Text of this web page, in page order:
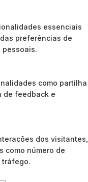
essenciais
preferências de
pessoais.
como partilha
de feedback e
dos visitantes,
como número de
tráfego.